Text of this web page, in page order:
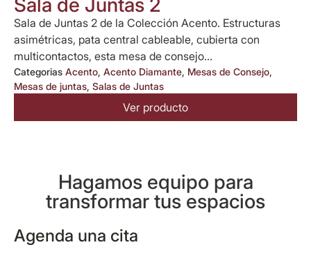
Sala de Juntas 2
Sala de Juntas 2 de la Colección Acento. Estructuras
asimétricas, pata central cableable, cubierta con
multicontactos, esta mesa de consejo...
Categorias Acento, Acento Diamante, Mesas de Consejo,
Mesas de juntas, Salas de Juntas
Ver producto
Hagamos equipo para
transformar tus espacios
Agenda una cita